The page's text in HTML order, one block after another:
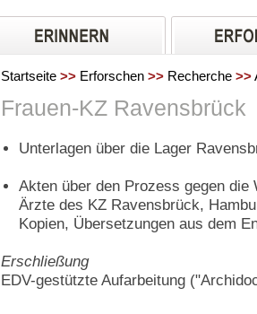
Startseite >> Erforschen >> Recherche >>
Frauen-KZ Ravensbrück
Unterlagen über die Lager
Akten über den Prozess gegen die
Ärzte des KZ Ravensbrück,
Kopien, Übersetzungen aus dem
Erschließung
EDV-gestützte Aufarbeitung